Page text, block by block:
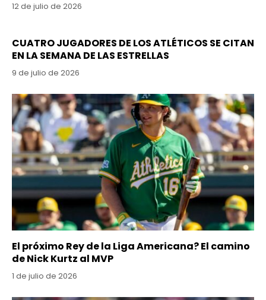
12 de julio de 2026
CUATRO JUGADORES DE LOS ATLÉTICOS SE CITAN
EN LA SEMANA DE LAS ESTRELLAS
9 de julio de 2026
El próximo Rey de la Liga Americana? El camino
de Nick Kurtz al MVP
1 de julio de 2026